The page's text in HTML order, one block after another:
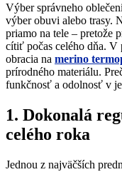
Výber správneho
výber obuvi alebo trasy.
priamo na tele – pretože
cítiť počas celého dňa. V
obracia na merino
prírodného materiálu.
funkčnosť a odolnosť v
1. Dokonalá
celého roka
Jednou z najväčších